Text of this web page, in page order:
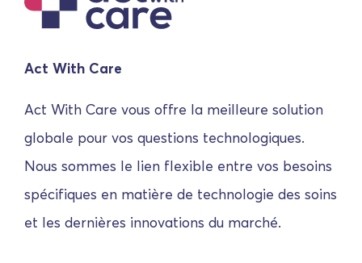
Act With Care
Act With Care vous offre la meilleure solution
globale pour vos questions technologiques.
Nous sommes le lien flexible entre vos besoins
spécifiques en matière de technologie des soins
et les dernières innovations du marché.